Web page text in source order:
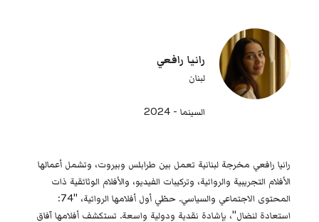
رانيا رافعي
لبنان
السينما - 2024
رانيا رافعي مخرجة لبنانية تعمل بين طرابلس وبيروت، وتشمل أعمالها
الأفلام التجريبية والروائية، وتركيبات الفيديو، والأفلام الوثائقية ذات
المحتوى الاجتماعي والسياسي. حظي أول أفلامها الروائية، "74:
استعادة لنضال"، بإشادة نقدية ودولية واسعة. تستكشف أفلامها آفاق